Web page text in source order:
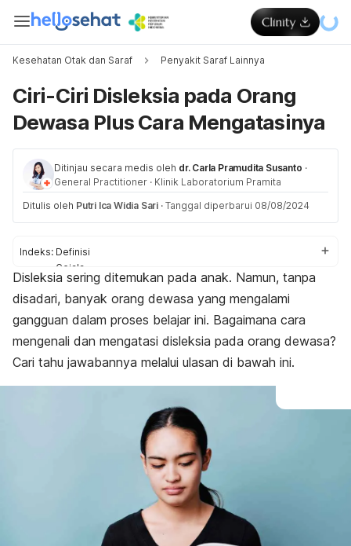
Kesehatan Otak dan Saraf Penyakit Saraf Lainnya
Ciri-Ciri Disleksia pada Orang
Dewasa Plus Cara Mengatasinya
Ditinjau secara medis oleh dr. Carla Pramudita Susanto ·
General Practitioner · Klinik Laboratorium Pramita
Ditulis oleh Putri Ica Widia Sari · Tanggal diperbarui 08/08/2024
Indeks: Definisi
Gejala
Penyebab
Faktor risiko
Diagnosis
Penanganan
Pencegahan
Disleksia sering ditemukan pada anak. Namun, tanpa
disadari, banyak orang dewasa yang mengalami
gangguan dalam proses belajar ini. Bagaimana cara
mengenali dan mengatasi disleksia pada orang dewasa?
Cari tahu jawabannya melalui ulasan di bawah ini.